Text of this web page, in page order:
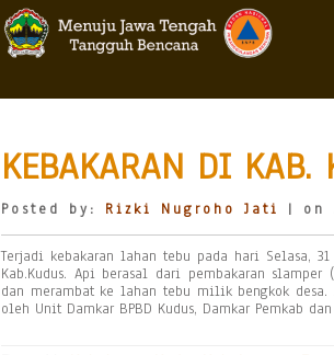
KEBAKARAN DI KAB.
Posted by: Rizki Nugroho Jati | on
Terjadi kebakaran lahan tebu pada hari Selasa,
Kab.Kudus. Api berasal dari pembakaran
dan merambat ke lahan tebu milik bengkok desa.
oleh Unit Damkar BPBD Kudus, Damkar Pemkab